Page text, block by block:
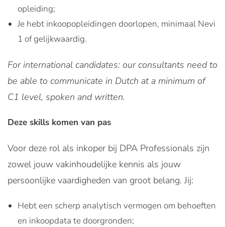
opleiding;
Je hebt inkoopopleidingen doorlopen, minimaal Nevi
1 of gelijkwaardig.
For international candidates: our consultants need to
be able to communicate in Dutch at a minimum of
C1 level, spoken and written.
Deze skills komen van pas
Voor deze rol als inkoper bij DPA Professionals zijn
zowel jouw vakinhoudelijke kennis als jouw
persoonlijke vaardigheden van groot belang. Jij:
Hebt een scherp analytisch vermogen om behoeften
en inkoopdata te doorgronden;